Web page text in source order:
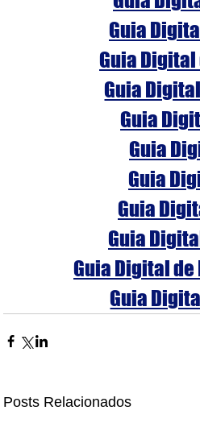
Guia
Guia
Guia
Guia
Guia
Guia
Guia
Guia
Guia Digital de
Guia
Posts Relacionados